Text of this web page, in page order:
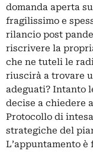
domanda aperta
fragilissimo e
rilancio post
riscrivere la
che ne tuteli le
riuscirà a trovare
adeguati? Intanto
decise a chiedere
Protocollo di
strategiche del
L’appuntamento